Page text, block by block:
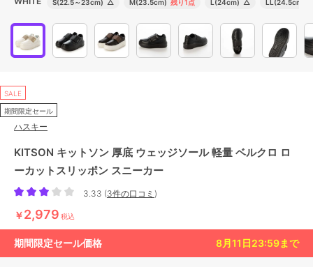
S(22.5～23cm) △ M(23.5cm) 残り1点 L(24cm) △ LL(24.5cm)
SALE
期間限定セール
ハスキー
KITSON キットソン 厚底 ウェッジソール 軽量 ベルクロ ロ
ーカットスリッポン スニーカー
3.33 (3件の口コミ )
￥2,979 税込
期間限定セール価格 8月11日23:59まで